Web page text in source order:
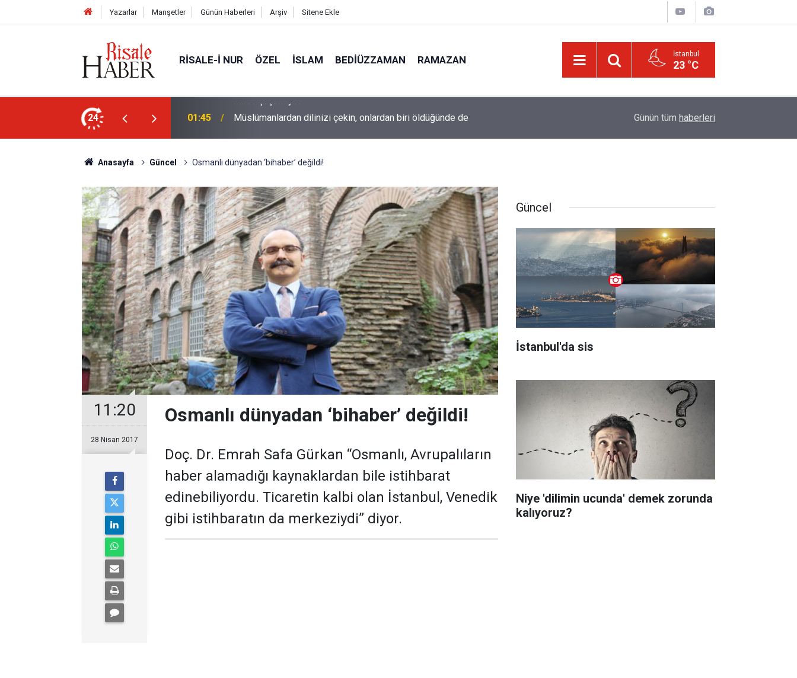
Yazarlar Manşetler Günün Haberleri Arşiv Sitene Ekle
RISALE-I NUR ÖZEL İSLAM BEDIÜZZAMAN RAMAZAN İstanbul
23 °C
24
i havaînin kulağına girip dilinden çıktığı
01:45 Müslümanlardan dilinizi çekin, onlardan biri öldüğünde de Lût kavmine âid o alt-üst olan şehirleri de
Günün tüm haberleri
Anasayfa Güncel Osmanlı dünyadan ‘bihaber’ değildi!
11:20
28 Nisan 2017
Osmanlı dünyadan ‘bihaber’ değildi!
Doç. Dr. Emrah Safa Gürkan “Osmanlı, Avrupalıların
haber alamadığı kaynaklardan bile istihbarat
edinebiliyordu. Ticaretin kalbi olan İstanbul, Venedik
gibi istihbaratın da merkeziydi” diyor.
Güncel
İstanbul'da sis
Niye 'dilimin ucunda' demek zorunda
kalıyoruz?